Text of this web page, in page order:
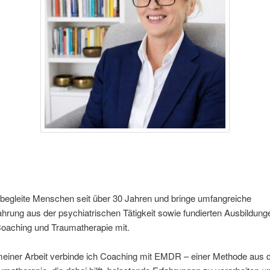
Menschen seit über 30 Jahren und bringe umfangreiche
aus der psychiatrischen Tätigkeit sowie fundierten
und Traumatherapie mit.
Arbeit verbinde ich Coaching mit EMDR – einer Methode aus